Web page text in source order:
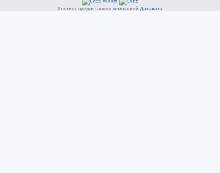
Хостинг предоставлен компанией Датахата